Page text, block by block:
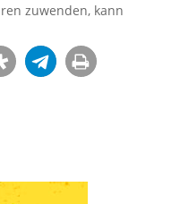
zuwenden, kann